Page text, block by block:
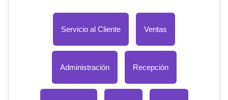
Servicio al Cliente Ventas
Administración Recepción